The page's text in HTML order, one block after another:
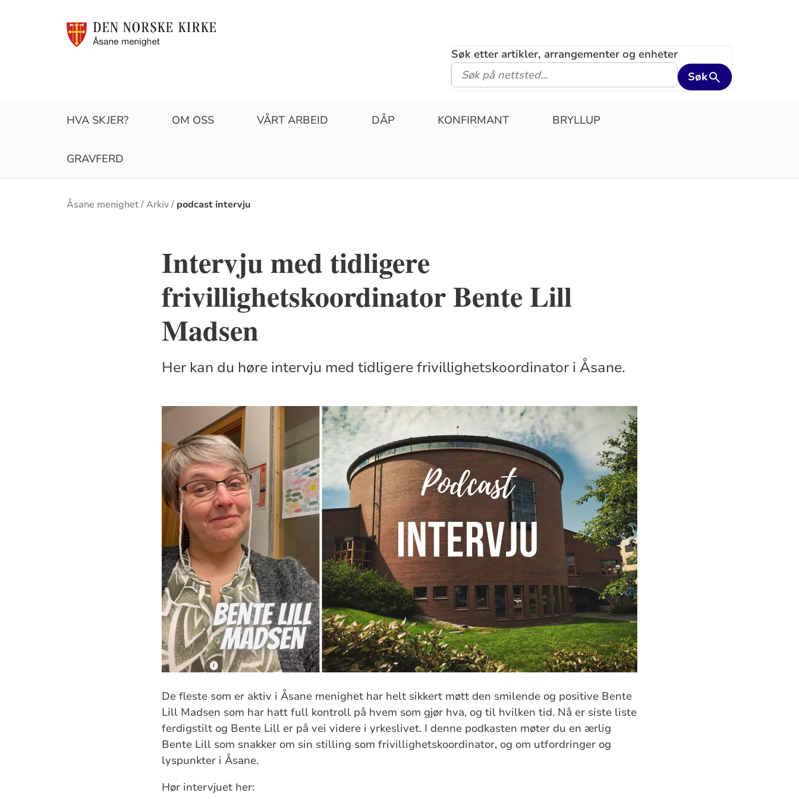
Søk etter artikler, arrangementer og enheter
Søk
HVA SKJER? OM OSS VÅRT ARBEID DÅP KONFIRMANT BRYLLUP
GRAVFERD
Brødsmulesti
Åsane menighet Arkiv podcast intervju
Intervju med tidligere
frivillighetskoordinator Bente Lill
Madsen
Her kan du høre intervju med tidligere frivillighetskoordinator i Åsane.
De fleste som er aktiv i Åsane menighet har helt sikkert møtt den smilende og positive Bente
Lill Madsen som har hatt full kontroll på hvem som gjør hva, og til hvilken tid. Nå er siste liste
ferdigstilt og Bente Lill er på vei videre i yrkeslivet. I denne podkasten møter du en ærlig
Bente Lill som snakker om sin stilling som frivillighetskoordinator, og om utfordringer og
lyspunkter i Åsane.
Hør intervjuet her: